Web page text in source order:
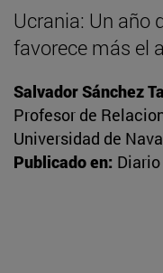
Ucrania: Un año
favorece más el
Salvador Sánchez
Profesor de
Universidad de
Publicado en: